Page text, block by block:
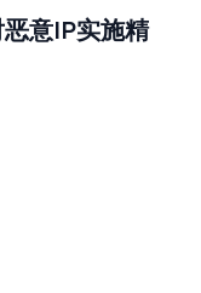
意IP实施精